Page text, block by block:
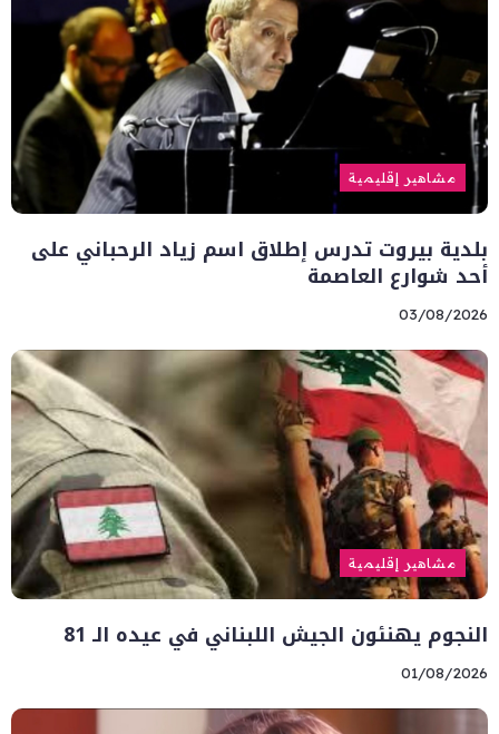
مشاهير إقليمية
بلدية بيروت تدرس إطلاق اسم زياد الرحباني على
أحد شوارع العاصمة
03/08/2026
مشاهير إقليمية
النجوم يهنئون الجيش اللبناني في عيده الـ 81
01/08/2026